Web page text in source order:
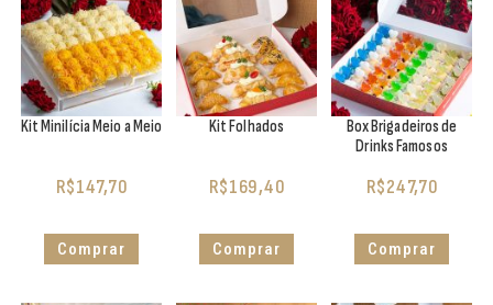
Kit Minilícia Meio a Meio
R$147,70
Comprar
Kit Folhados
R$169,40
Comprar
Box Brigadeiros de
Drinks Famosos
R$247,70
Comprar